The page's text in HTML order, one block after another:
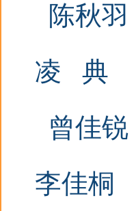
陈秋羽
凌 典
曾佳锐
李佳桐